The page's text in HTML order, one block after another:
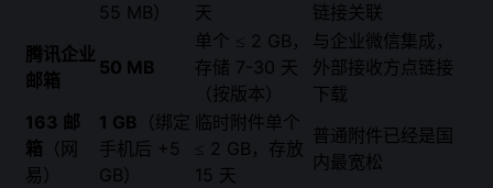
55 MB）
天
链接关联
腾讯企业
邮箱
50 MB
单个 ≤ 2 GB，
存储 7-30 天
（按版本）
与企业微信集成，
外部接收方点链接
下载
163 邮
箱 （网
易）
1 GB （绑定
手机后 +5
GB）
临时附件单个
≤ 2 GB，存放
15 天
普通附件已经是国
内最宽松